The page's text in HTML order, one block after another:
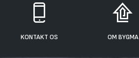
KONTAKT OS OM BYGMA